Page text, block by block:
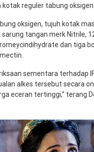
reguler tabung oksigen
oksigen, tujuh kotak
sarung tangan merk Nitrile,
dan tiga
sementara terhadap
alkes tersebut secara
eceran tertinggi,” terang